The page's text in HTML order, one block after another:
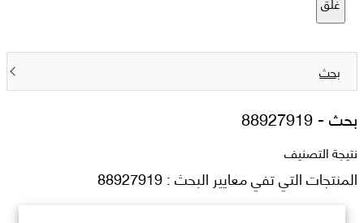
بحث
بحث -88927919
نتيجة التصنيف
المنتجات التي تفي معايير البحث : 88927919